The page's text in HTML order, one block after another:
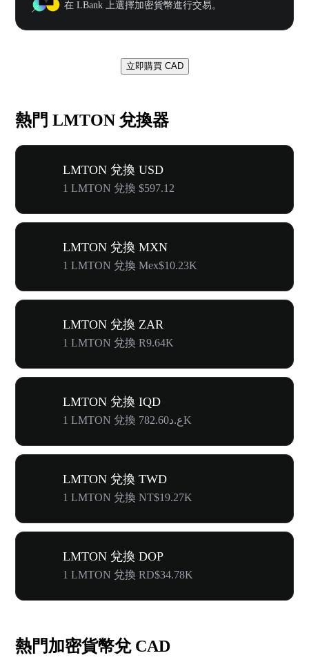
在 LBank 上選擇加密貨幣進行交易。
立即購買 CAD
熱門 LMTON 兌換器
LMTON 兌換 USD
1 LMTON 兌換 $597.12
LMTON 兌換 MXN
1 LMTON 兌換 Mex$10.23K
LMTON 兌換 ZAR
1 LMTON 兌換 R9.64K
LMTON 兌換 IQD
1 LMTON 兌換 ع.د782.60K
LMTON 兌換 TWD
1 LMTON 兌換 NT$19.27K
LMTON 兌換 DOP
1 LMTON 兌換 RD$34.78K
熱門加密貨幣兌 CAD